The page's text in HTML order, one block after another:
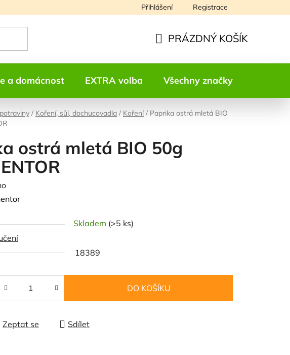
Přihlášení Registrace
KOŠÍK
PRÁZDNÝ KOŠÍK
a domácnost EXTRA volba Všechny značky
/ Koření, sůl, dochucovadla / Koření / Paprika ostrá mletá BIO
ostrá mletá BIO 50g
Skladem (>5 ks)
18389
DO KOŠÍKU
Zeptat se Sdílet